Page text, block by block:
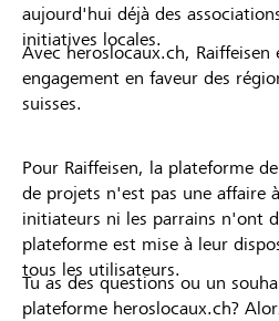
aujourd'hui déjà des
initiatives locales.
Avec heroslocaux.ch,
engagement en faveur des
suisses.
Pour Raiffeisen, la plateforme
de projets n'est pas une affaire
initiateurs ni les parrains n'ont
plateforme est mise à leur
tous les utilisateurs.
Tu as des questions ou un
plateforme heroslocaux.ch?